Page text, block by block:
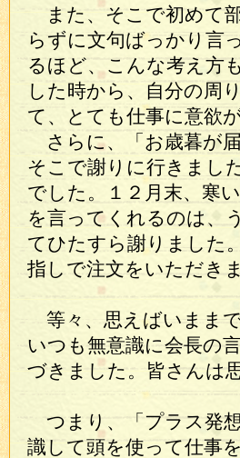
また、そこで初めて
らずに文句ばっかり言
るほど、こんな考え方
した時から、自分の周
て、とても仕事に意
さらに、「お歳暮が
そこで謝りに行きまし
でした。１２月末、寒
を言ってくれるのは、
てひたすら謝りました
指しで注文をいただ
等々、思えばいまま
いつも無意識に会長の
づきました。皆さんは
つまり、「プラス発
識して頭を使って仕事